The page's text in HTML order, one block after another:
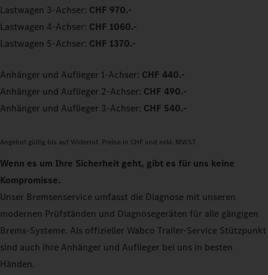
Lastwagen 3-Achser: CHF 970.-
Lastwagen 4-Achser: CHF 1060.-
Lastwagen 5-Achser: CHF 1370.-
Anhänger und Auflieger 1-Achser: CHF 440.-
Anhänger und Auflieger 2-Achser: CHF 490.-
Anhänger und Auflieger 3-Achser: CHF 540.-
Angebot gültig bis auf Widerruf. Preise in CHF und exkl. MWST.
Wenn es um Ihre Sicherheit geht, gibt es für uns keine
Kompromisse.
Unser Bremsenservice umfasst die Diagnose mit unseren
modernen Prüfständen und Diagnosegeräten für alle gängigen
Brems-Systeme. Als offizieller Wabco Trailer-Service Stützpunkt
sind auch ihre Anhänger und Auflieger bei uns in besten
Händen.